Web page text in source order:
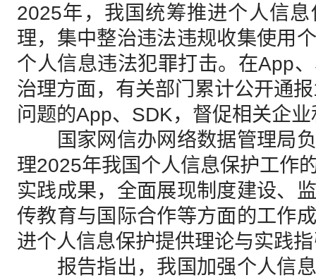
2025年，我国统筹推进个人信
理，集中整治违法违规收集使用
个人信息违法犯罪打击。在App
治理方面，有关部门累计公开通
问题的App、SDK，督促相关企
国家网信办网络数据管理局负
理2025年我国个人信息保护工作
实践成果，全面展现制度建设、
传教育与国际合作等方面的工作
进个人信息保护提供理论与实践
报告指出，我国加强个人信息